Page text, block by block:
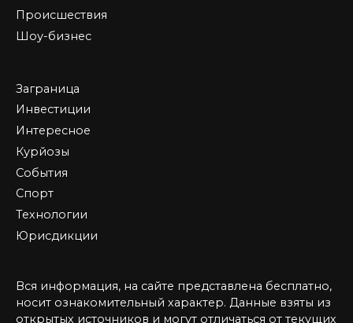
Происшествия
Шоу-бизнес
Заграница
Инвестиции
Интересное
Курйозы
События
Спорт
Технологии
Юрисдикции
Вся информация, на сайте представлена бесплатно,
носит ознакомительный характер. Данные взяты из
открытых источников и могут отличаться от текущих